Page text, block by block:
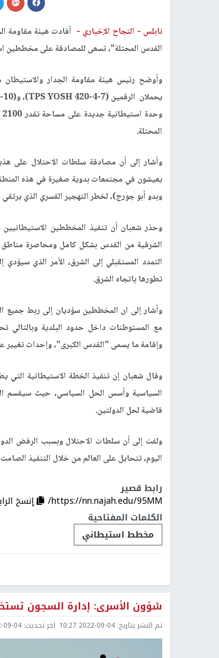
نابلس - النجاح الإخباري - أفادت هيئة مقاومة
القدس المحتلة"، تسعى للمصادقة على مخططين
وأوضح رئيس هيئة مقاومة الجدار
المحتلة.
وبدو أبو جورج)، لخطر التهجير القسري الذي
وحذر شعبان أن تنفيذ المخططين
الشرقية من القدس بشكل كامل ومحاصرة مناطق
التمدد المستقبلي إلى الشرق، الأمر الذي
تطورها باتجاه الشرق.
وأشار إلى ان المخططين سؤديان إلى ربط جميع
مع المستوطنات داخل حدود البلدية وبالتالي
وإقامة ما يسمى "القدس الكبرى"، وإحداث تغيير
السياسية وأسس الحل السياسي، حيث سيقسم
قاضية لحل الدولتين.
ولفت إلى أن سلطات الاحتلال وبسبب الرفض
اليوم، تتحايل على العالم من خلال التنفيذ
رابط قصير
https://nn.najah.edu/95MM/
إنسخ
الكلمات المفتاحية
مخطط استيطاني
شؤون الأسرى: إدارة السجون
تم النشر بتاريخ: 2022-09-04 10:27 اخر تحديث: 04 11:28